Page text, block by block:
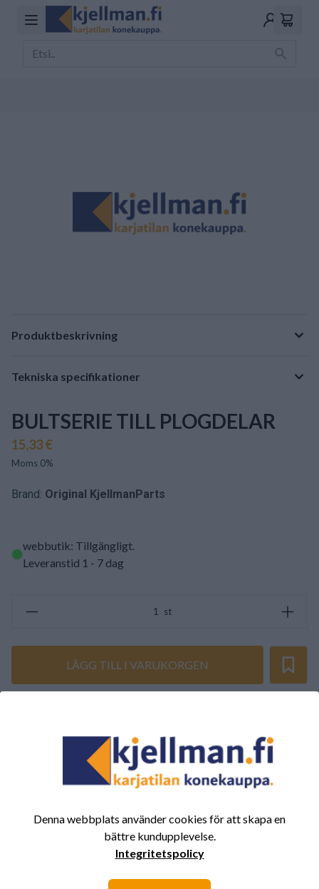
Produktbeskrivning
Tekniska specifikationer
BULTSERIE TILL PLOGDELAR
15,33 €
Moms 0%
Brand: Original KjellmanParts
webbutik: Tillgängligt.
Leveranstid 1 - 7 dag
st
LÄGG TILL I VARUKORGEN
(0/5) Totalt 0 Recensioner
Denna webbplats använder cookies för att skapa en
bättre kundupplevelse.
Integritetspolicy